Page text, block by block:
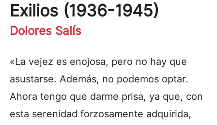
Exilios (1936-1945)
Dolores Salís
«La vejez es enojosa, pero no hay que
asustarse. Además, no podemos optar.
Ahora tengo que darme prisa, ya que, con
esta serenidad forzosamente adquirida,